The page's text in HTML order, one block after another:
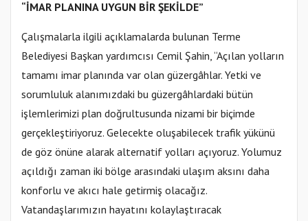
“İMAR PLANINA UYGUN BİR ŞEKİLDE”
Çalışmalarla ilgili açıklamalarda bulunan Terme
Belediyesi Başkan yardımcısı Cemil Şahin, “Açılan yolların
tamamı imar planında var olan güzergâhlar. Yetki ve
sorumluluk alanımızdaki bu güzergâhlardaki bütün
işlemlerimizi plan doğrultusunda nizami bir biçimde
gerçekleştiriyoruz. Gelecekte oluşabilecek trafik yükünü
de göz önüne alarak alternatif yolları açıyoruz. Yolumuz
açıldığı zaman iki bölge arasındaki ulaşım aksını daha
konforlu ve akıcı hale getirmiş olacağız.
Vatandaşlarımızın hayatını kolaylaştıracak